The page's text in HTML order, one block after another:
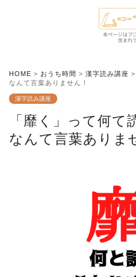
HOME > おうち時間 > 漢字読み講座 >
なんて言葉ありません！
漢字読み講座
「靡く」って何て
なんて言葉ありま